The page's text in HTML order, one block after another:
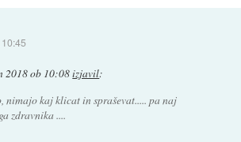
2018 ob 10:08izjavil:
nimajo kaj klicat in spraševat..... pa naj
zdravnika ....